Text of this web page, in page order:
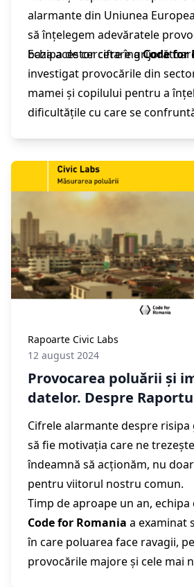
alarmante din Uniunea
să înțelegem adevăratele
baza acestor cifre
Echipa de cercetare aCode for
investigat provocările din
mamei și copilului pentru a
dificultățile cu care se
realizat de echipa noastră de
Labs, în care identificăm
propunem soluțiile digitale
îmbunătăți a îmbunătăți
destinate mamelor și copiilor.
transforma România împreună.
Rapoarte Civic Labs
12 august 2024
Provocarea poluării și
datelor. Despre
poluării”, realizat de
cercetare Civic Labs
Cifrele alarmante despre
să fie motivația care ne
îndeamnă să acționăm, nu
pentru viitorul nostru comun.
Timp de aproape un an, echipa
Code for Romania a examinat
în care poluarea face ravagii,
provocările majore și cele mai